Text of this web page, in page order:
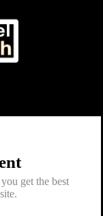
get the best